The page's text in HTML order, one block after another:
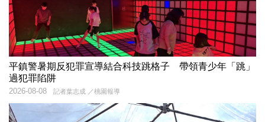
平鎮警暑期反犯罪宣導結合科技跳格子 帶領青少年「跳」
過犯罪陷阱
記者葉志成 ／桃園報導
2026-08-08